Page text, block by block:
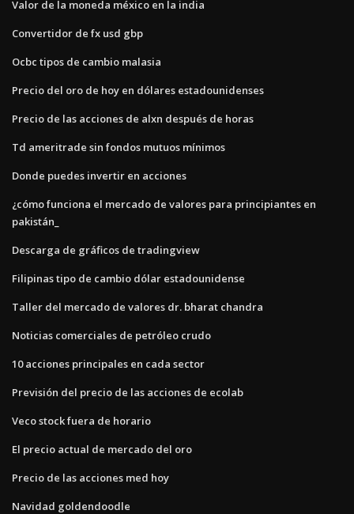
Valor de la moneda méxico en la india
Convertidor de fx usd gbp
Ocbc tipos de cambio malasia
Precio del oro de hoy en dólares estadounidenses
Precio de las acciones de alxn después de horas
Td ameritrade sin fondos mutuos mínimos
Donde puedes invertir en acciones
¿cómo funciona el mercado de valores para principiantes en
pakistán_
Descarga de gráficos de tradingview
Filipinas tipo de cambio dólar estadounidense
Taller del mercado de valores dr. bharat chandra
Noticias comerciales de petróleo crudo
10 acciones principales en cada sector
Previsión del precio de las acciones de ecolab
Veco stock fuera de horario
El precio actual de mercado del oro
Precio de las acciones med hoy
Navidad goldendoodle